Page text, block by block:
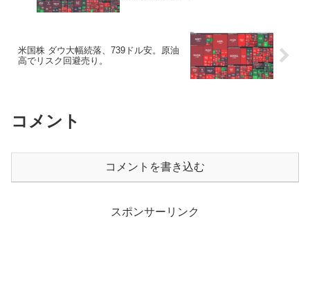
米国株 ダウ大幅続落、739ドル安。原油
高でリスク回避売り。
コメント
コメントを書き込む
スポンサーリンク